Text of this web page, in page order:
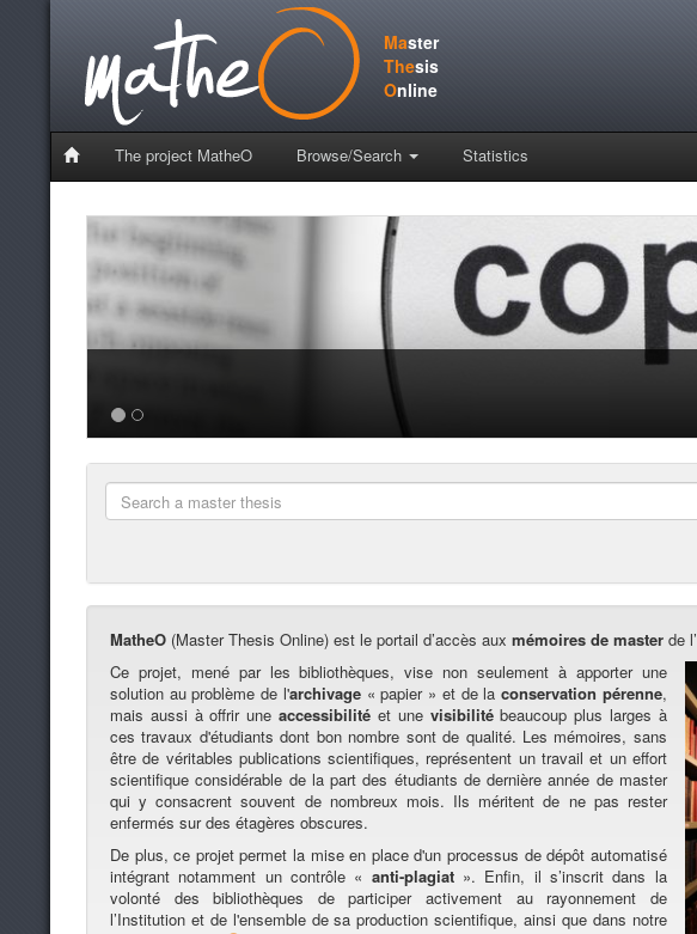
Master
Thesis
Online
The project MatheO Browse/Search Statistics
MatheO (Master Thesis Online) est le portail d’accès aux mémoires de master de l’
Ce projet, mené par les bibliothèques, vise non seulement à apporter une
solution au problème de l'archivage« papier » et de laconservation pérenne,
mais aussi à offrir uneaccessibilité et une visibilitébeaucoup plus larges à
ces travaux d'étudiants dont bon nombre sont de qualité. Les mémoires, sans
être de véritables publications scientifiques, représentent un travail et un effort
scientifique considérable de la part des étudiants de dernière année de master
qui y consacrent souvent de nombreux mois. Ils méritent de ne pas rester
enfermés sur des étagères obscures.
De plus, ce projet permet la mise en place d'un processus de dépôt automatisé
intégrant notamment un contrôle « anti-plagiat». Enfin, il s’inscrit dans la
volonté des bibliothèques de participer activement au rayonnement de
l’Institution et de l'ensemble de sa production scientifique, ainsi que dans notre